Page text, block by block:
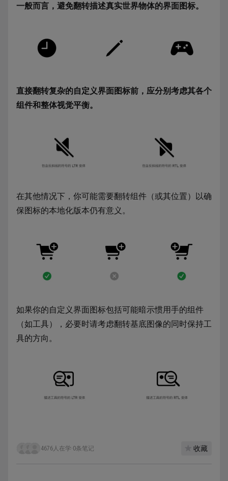
一般而言，避免翻转描述真实世界物体的界面图标。
直接翻转复杂的自定义界面图标前，应分别考虑其各个
组件和整体视觉平衡。
在其他情况下，你可能需要翻转组件（或其位置）以确
保图标的本地化版本仍有意义。
如果你的自定义界面图标包括可能暗示惯用手的组件
（如工具），必要时请考虑翻转基底图像的同时保持工
具的方向。
4676人在学·0条笔记 收藏